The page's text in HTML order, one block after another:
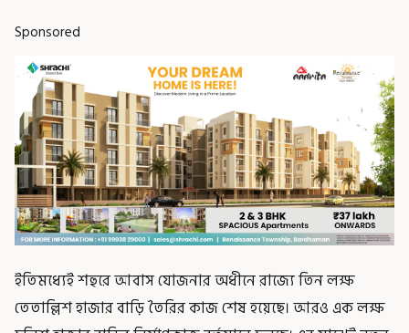
Sponsored
ইতিমধ্যেই শহুরে আবাস যোজনার অধীনে রাজ্যে তিন লক্ষ
তেতাল্লিশ হাজার বাড়ি তৈরির কাজ শেষ হয়েছে। আরও এক লক্ষ